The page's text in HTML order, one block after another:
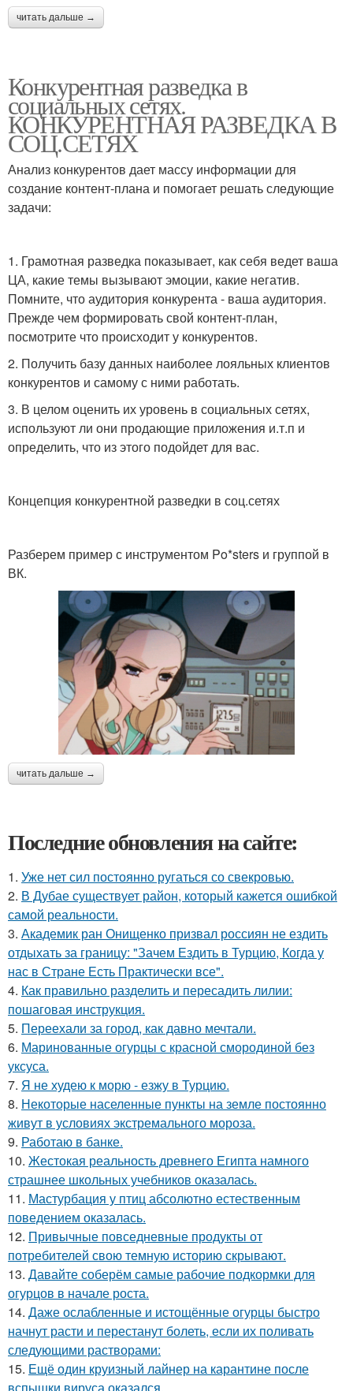
читать дальше →
Конкурентная разведка в
социальных сетях.
КОНКУРЕНТНАЯ РАЗВЕДКА В
СОЦ.СЕТЯХ
Анализ конкурентов дает массу информации для
создание контент-плана и помогает решать следующие
задачи:
1. Грамотная разведка показывает, как себя ведет ваша
ЦА, какие темы вызывают эмоции, какие негатив.
Помните, что аудитория конкурента - ваша аудитория.
Прежде чем формировать свой контент-план,
посмотрите что происходит у конкурентов.
2. Получить базу данных наиболее лояльных клиентов
конкурентов и самому с ними работать.
3. В целом оценить их уровень в социальных сетях,
используют ли они продающие приложения и.т.п и
определить, что из этого подойдет для вас.
Концепция конкурентной разведки в соц.сетях
Разберем пример с инструментом Po*sters и группой в
ВК.
читать дальше →
Последние обновления на сайте:
1. Уже нет сил постоянно ругаться со свекровью.
2. В Дубае существует район, который кажется ошибкой
самой реальности.
3. Академик ран Онищенко призвал россиян не ездить
отдыхать за границу: "Зачем Ездить в Турцию, Когда у
нас в Стране Есть Практически все".
4. Как правильно разделить и пересадить лилии:
пошаговая инструкция.
5. Переехали за город, как давно мечтали.
6. Маринованные огурцы с красной смородиной без
уксуса.
7. Я не худею к морю - езжу в Турцию.
8. Некоторые населенные пункты на земле постоянно
живут в условиях экстремального мороза.
9. Работаю в банке.
10. Жестокая реальность древнего Египта намного
страшнее школьных учебников оказалась.
11. Мастурбация у птиц абсолютно естественным
поведением оказалась.
12. Привычные повседневные продукты от
потребителей свою темную историю скрывают.
13. Давайте соберём самые рабочие подкормки для
огурцов в начале роста.
14. Даже ослабленные и истощённые огурцы быстро
начнут расти и перестанут болеть, если их поливать
следующими растворами:
15. Ещё один круизный лайнер на карантине после